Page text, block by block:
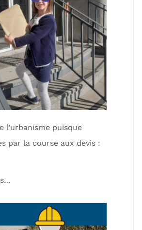
l’urbanisme puisque
par la course aux devis :